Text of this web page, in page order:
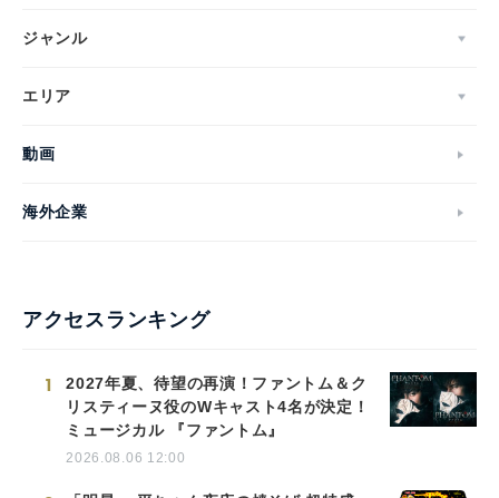
ジャンル
エリア
動画
海外企業
アクセスランキング
1
2027年夏、待望の再演！ファントム＆ク
リスティーヌ役のWキャスト4名が決定！
ミュージカル 『ファントム』
2026.08.06 12:00